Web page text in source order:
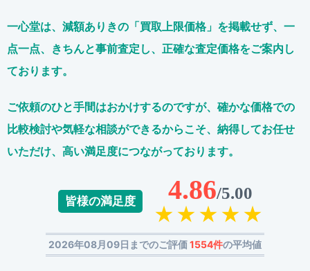
一心堂は、減額ありきの「買取上限価格」を掲載せず、 一
点一点、きちんと事前査定し、正確な査定価格をご案内し
ております。
ご依頼のひと手間はおかけするのですが、 確かな価格での
比較検討や気軽な相談ができるからこそ、 納得してお任せ
いただけ、高い満足度につながっております。
皆様の満足度 4.86/5.00
2026年08月09日までのご評価1554件の平均値